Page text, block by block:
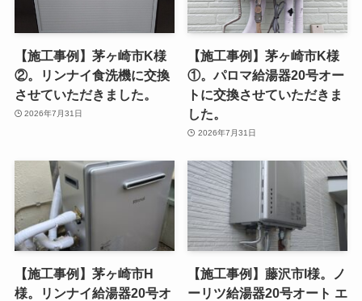
【施工事例】茅ヶ崎市K様
②。リンナイ食洗機に交換
させていただきました。
2026年7月31日
【施工事例】茅ヶ崎市K様
①。パロマ給湯器20号オー
トに交換させていただきま
した。
2026年7月31日
【施工事例】茅ヶ崎市H
様。リンナイ給湯器20号オ
【施工事例】藤沢市I様。ノ
ーリツ給湯器20号オート エ